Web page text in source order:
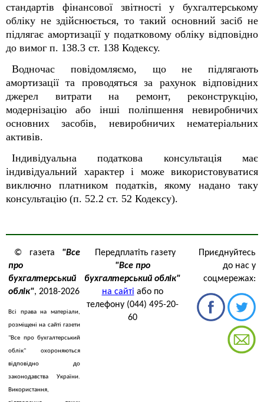
стандартів фінансової звітності у бухгалтерському
обліку не здійснюється, то такий основний засіб не
підлягає амортизації у податковому обліку відповідно
до вимог п. 138.3 ст. 138 Кодексу.
Водночас повідомляємо, що не підлягають
амортизації та проводяться за рахунок відповідних
джерел витрати на ремонт, реконструкцію,
модернізацію або інші поліпшення невиробничих
основних засобів, невиробничих нематеріальних
активів.
Індивідуальна податкова консультація має
індивідуальний характер і може використовуватися
виключно платником податків, якому надано таку
консультацію (п. 52.2 ст. 52 Кодексу).
© газета "Все
про
бухгалтерський
облік", 2018-2026
Всі права на матеріали,
розміщені на сайті газети
"Все про бухгалтерський
облік" охороняються
відповідно до
законодавства України.
Використання,
Передплатіть газету
"Все про
бухгалтерський облік"
на сайті або по
телефону (044) 495-20-
60
Приєднуйтесь
до нас у
соцмережах: